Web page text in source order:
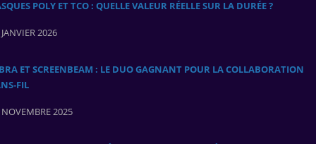
POLY ET TCO : QUELLE VALEUR RÉELLE SUR LA DURÉE ?
2026
ET SCREENBEAM : LE DUO GAGNANT POUR LA COLLABORATION
2025